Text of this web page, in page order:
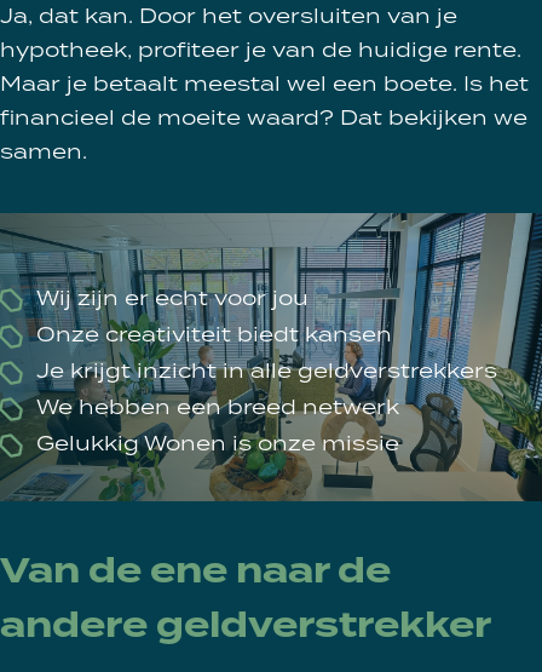
Ja, dat kan. Door het oversluiten van je
hypotheek, profiteer je van de huidige rente.
Maar je betaalt meestal wel een boete. Is het
financieel de moeite waard? Dat bekijken we
samen.
Wij zijn er echt voor jou
Onze creativiteit biedt kansen
Je krijgt inzicht in alle geldverstrekkers
We hebben een breed netwerk
Gelukkig Wonen is onze missie
Van de ene naar de
andere geldverstrekker